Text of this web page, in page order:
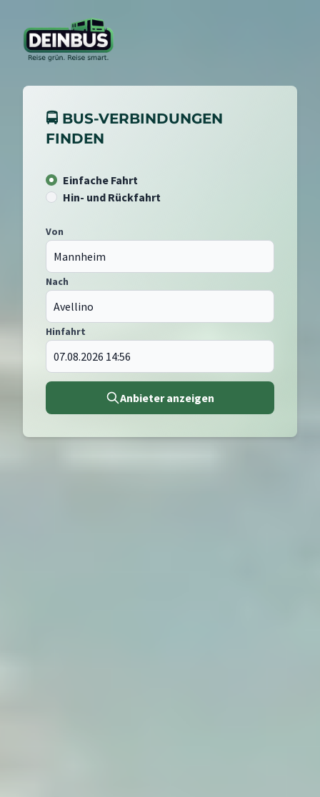
🚍 BUS-VERBINDUNGEN
FINDEN
Einfache Fahrt
Hin- und Rückfahrt
Von
Nach
Hinfahrt
Anbieter anzeigen